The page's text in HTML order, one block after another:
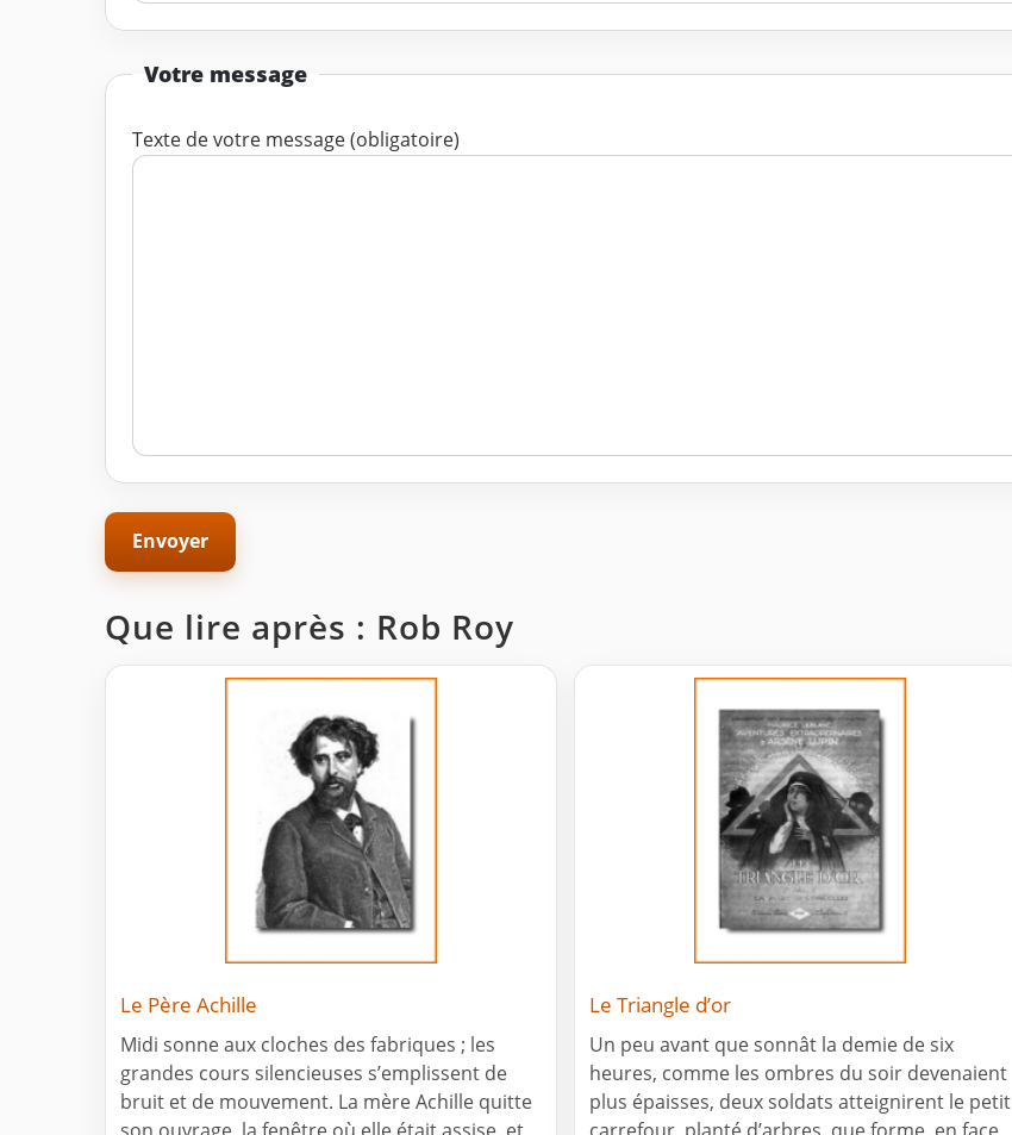
Votre message
Texte de votre message (obligatoire)
Que lire après : Rob Roy
Le Père Achille
Midi sonne aux cloches des fabriques ; les
grandes cours silencieuses s’emplissent de
bruit et de mouvement. La mère Achille quitte
Le Triangle d’or
Un peu avant que sonnât la demie de six
heures, comme les ombres du soir devenaient
plus épaisses, deux soldats atteignirent le petit